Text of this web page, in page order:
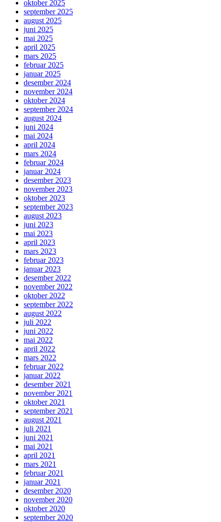
oktober 2025
september 2025
august 2025
juni 2025
mai 2025
april 2025
mars 2025
februar 2025
januar 2025
desember 2024
november 2024
oktober 2024
september 2024
august 2024
juni 2024
mai 2024
april 2024
mars 2024
februar 2024
januar 2024
desember 2023
november 2023
oktober 2023
september 2023
august 2023
juni 2023
mai 2023
april 2023
mars 2023
februar 2023
januar 2023
desember 2022
november 2022
oktober 2022
september 2022
august 2022
juli 2022
juni 2022
mai 2022
april 2022
mars 2022
februar 2022
januar 2022
desember 2021
november 2021
oktober 2021
september 2021
august 2021
juli 2021
juni 2021
mai 2021
april 2021
mars 2021
februar 2021
januar 2021
desember 2020
november 2020
oktober 2020
september 2020